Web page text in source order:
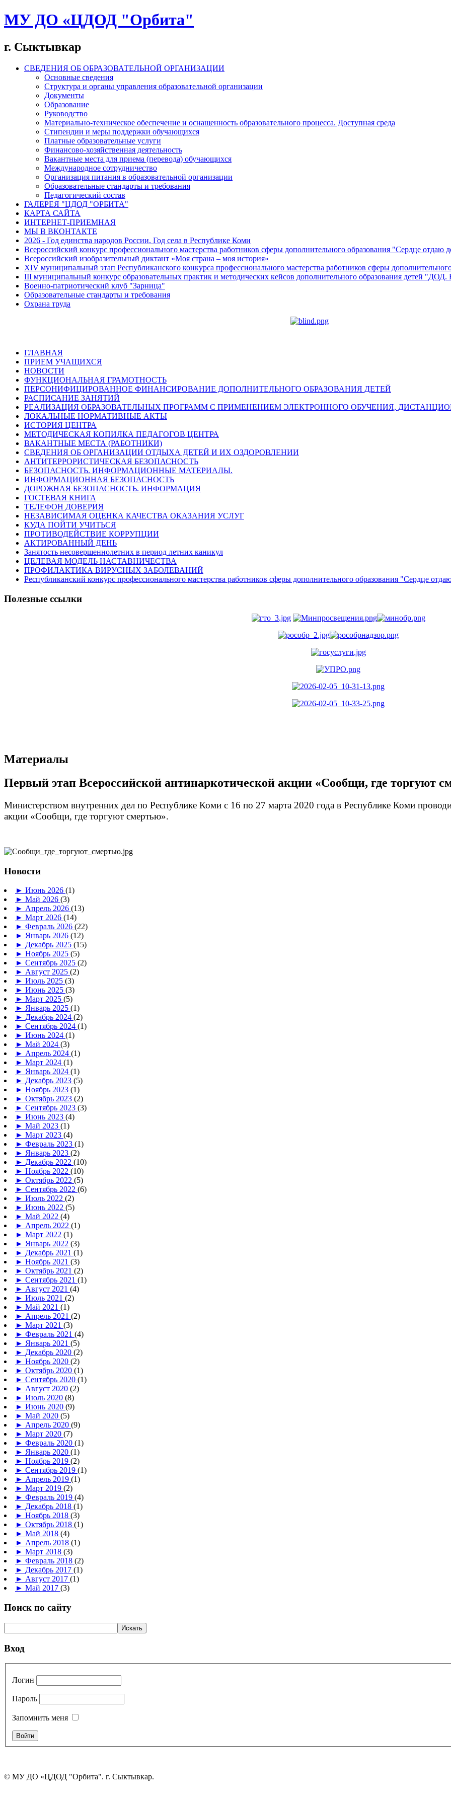
МУ ДО «ЦДОД "Орбита"
г. Сыктывкар
СВЕДЕНИЯ ОБ ОБРАЗОВАТЕЛЬНОЙ ОРГАНИЗАЦИИ
Основные сведения
Структура и органы управления образовательной организации
Документы
Образование
Руководство
Материально-техническое обеспечение и оснащенность образовательного процесса. Доступная среда
Стипендии и меры поддержки обучающихся
Платные образовательные услуги
Финансово-хозяйственная деятельность
Вакантные места для приема (перевода) обучающихся
Международное сотрудничество
Организация питания в образовательной организации
Образовательные стандарты и требования
Педагогический состав
ГАЛЕРЕЯ "ЦДОД "ОРБИТА"
КАРТА САЙТА
ИНТЕРНЕТ-ПРИЕМНАЯ
МЫ В ВКОНТАКТЕ
2026 - Год единства народов России. Год села в Республике Коми
Всероссийский конкурс профессионального мастерства работников сферы дополнительного образования "Сердце отдаю
Всероссийский изобразительный диктант «Моя страна – моя история»
XIV муниципальный этап Республиканского конкурса профессионального мастерства работников сферы
III муниципальный конкурс образовательных практик и методических кейсов дополнительного образования детей
Военно-патриотический клуб "Зарница"
Образовательные стандарты и требования
Охрана труда
ГЛАВНАЯ
ПРИЕМ УЧАЩИХСЯ
НОВОСТИ
ФУНКЦИОНАЛЬНАЯ ГРАМОТНОСТЬ
ПЕРСОНИФИЦИРОВАННОЕ ФИНАНСИРОВАНИЕ ДОПОЛНИТЕЛЬНОГО ОБРАЗОВАНИЯ ДЕТЕЙ
РАСПИСАНИЕ ЗАНЯТИЙ
РЕАЛИЗАЦИЯ ОБРАЗОВАТЕЛЬНЫХ ПРОГРАММ С ПРИМЕНЕНИЕМ ЭЛЕКТРОННОГО ОБУЧЕНИЯ,
ЛОКАЛЬНЫЕ НОРМАТИВНЫЕ АКТЫ
ИСТОРИЯ ЦЕНТРА
МЕТОДИЧЕСКАЯ КОПИЛКА ПЕДАГОГОВ ЦЕНТРА
ВАКАНТНЫЕ МЕСТА (РАБОТНИКИ)
СВЕДЕНИЯ ОБ ОРГАНИЗАЦИИ ОТДЫХА ДЕТЕЙ И ИХ ОЗДОРОВЛЕНИИ
АНТИТЕРРОРИСТИЧЕСКАЯ БЕЗОПАСНОСТЬ
БЕЗОПАСНОСТЬ. ИНФОРМАЦИОННЫЕ МАТЕРИАЛЫ.
ИНФОРМАЦИОННАЯ БЕЗОПАСНОСТЬ
ДОРОЖНАЯ БЕЗОПАСНОСТЬ. ИНФОРМАЦИЯ
ГОСТЕВАЯ КНИГА
ТЕЛЕФОН ДОВЕРИЯ
НЕЗАВИСИМАЯ ОЦЕНКА КАЧЕСТВА ОКАЗАНИЯ УСЛУГ
КУДА ПОЙТИ УЧИТЬСЯ
ПРОТИВОДЕЙСТВИЕ КОРРУПЦИИ
АКТИРОВАННЫЙ ДЕНЬ
Занятость несовершеннолетних в период летних каникул
ЦЕЛЕВАЯ МОДЕЛЬ НАСТАВНИЧЕСТВА
ПРОФИЛАКТИКА ВИРУСНЫХ ЗАБОЛЕВАНИЙ
Республиканский конкурс профессионального мастерства работников сферы дополнительного образования "Сердце
Полезные ссылки
Материалы
Первый этап Всероссийской антинаркотической акции «Сообщи, где торгуют
Министерством внутренних дел по Республике Коми с 16 по 27 марта 2020 года в Республике Коми
акции «Сообщи, где торгуют смертью».
Новости
► Июнь 2026 (1)
► Май 2026 (3)
► Апрель 2026 (13)
► Март 2026 (14)
► Февраль 2026 (22)
► Январь 2026 (12)
► Декабрь 2025 (15)
► Ноябрь 2025 (5)
► Сентябрь 2025 (2)
► Август 2025 (2)
► Июль 2025 (3)
► Июнь 2025 (3)
► Март 2025 (5)
► Январь 2025 (1)
► Декабрь 2024 (2)
► Сентябрь 2024 (1)
► Июнь 2024 (1)
► Май 2024 (3)
► Апрель 2024 (1)
► Март 2024 (1)
► Январь 2024 (1)
► Декабрь 2023 (5)
► Ноябрь 2023 (1)
► Октябрь 2023 (2)
► Сентябрь 2023 (3)
► Июнь 2023 (4)
► Май 2023 (1)
► Март 2023 (4)
► Февраль 2023 (1)
► Январь 2023 (2)
► Декабрь 2022 (10)
► Ноябрь 2022 (10)
► Октябрь 2022 (5)
► Сентябрь 2022 (6)
► Июль 2022 (2)
► Июнь 2022 (5)
► Май 2022 (4)
► Апрель 2022 (1)
► Март 2022 (1)
► Январь 2022 (3)
► Декабрь 2021 (1)
► Ноябрь 2021 (3)
► Октябрь 2021 (2)
► Сентябрь 2021 (1)
► Август 2021 (4)
► Июль 2021 (2)
► Май 2021 (1)
► Апрель 2021 (2)
► Март 2021 (3)
► Февраль 2021 (4)
► Январь 2021 (5)
► Декабрь 2020 (2)
► Ноябрь 2020 (2)
► Октябрь 2020 (1)
► Сентябрь 2020 (1)
► Август 2020 (2)
► Июль 2020 (8)
► Июнь 2020 (9)
► Май 2020 (5)
► Апрель 2020 (9)
► Март 2020 (7)
► Февраль 2020 (1)
► Январь 2020 (1)
► Ноябрь 2019 (2)
► Сентябрь 2019 (1)
► Апрель 2019 (1)
► Март 2019 (2)
► Февраль 2019 (4)
► Декабрь 2018 (1)
► Ноябрь 2018 (3)
► Октябрь 2018 (1)
► Май 2018 (4)
► Апрель 2018 (1)
► Март 2018 (3)
► Февраль 2018 (2)
► Декабрь 2017 (1)
► Август 2017 (1)
► Май 2017 (3)
Поиск по сайту
Вход
Логин
Пароль
Запомнить меня
© МУ ДО «ЦДОД "Орбита". г. Сыктывкар.